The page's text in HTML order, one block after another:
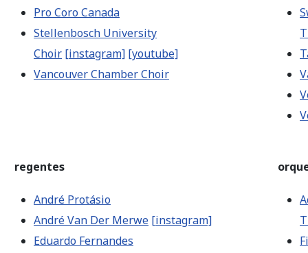
Pro Coro Canada
Stellenbosch University
Choir [instagram] [youtube]
Vancouver Chamber Choir
regentes
André Protásio
André Van Der Merwe [instagram]
Eduardo Fernandes